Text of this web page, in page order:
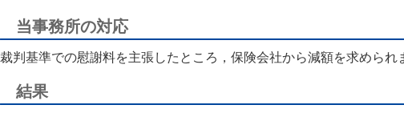
当事務所の対応
裁判基準での慰謝料を主張したところ，保険会社から減額を求めら
結果